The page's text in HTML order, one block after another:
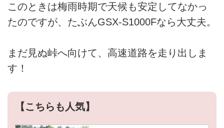
このときは梅雨時期で天候も安定してなかっ
たのですが、たぶんGSX-S1000Fなら大丈夫。
まだ見ぬ峠へ向けて、高速道路を走り出しま
す！
【こちらも人気】